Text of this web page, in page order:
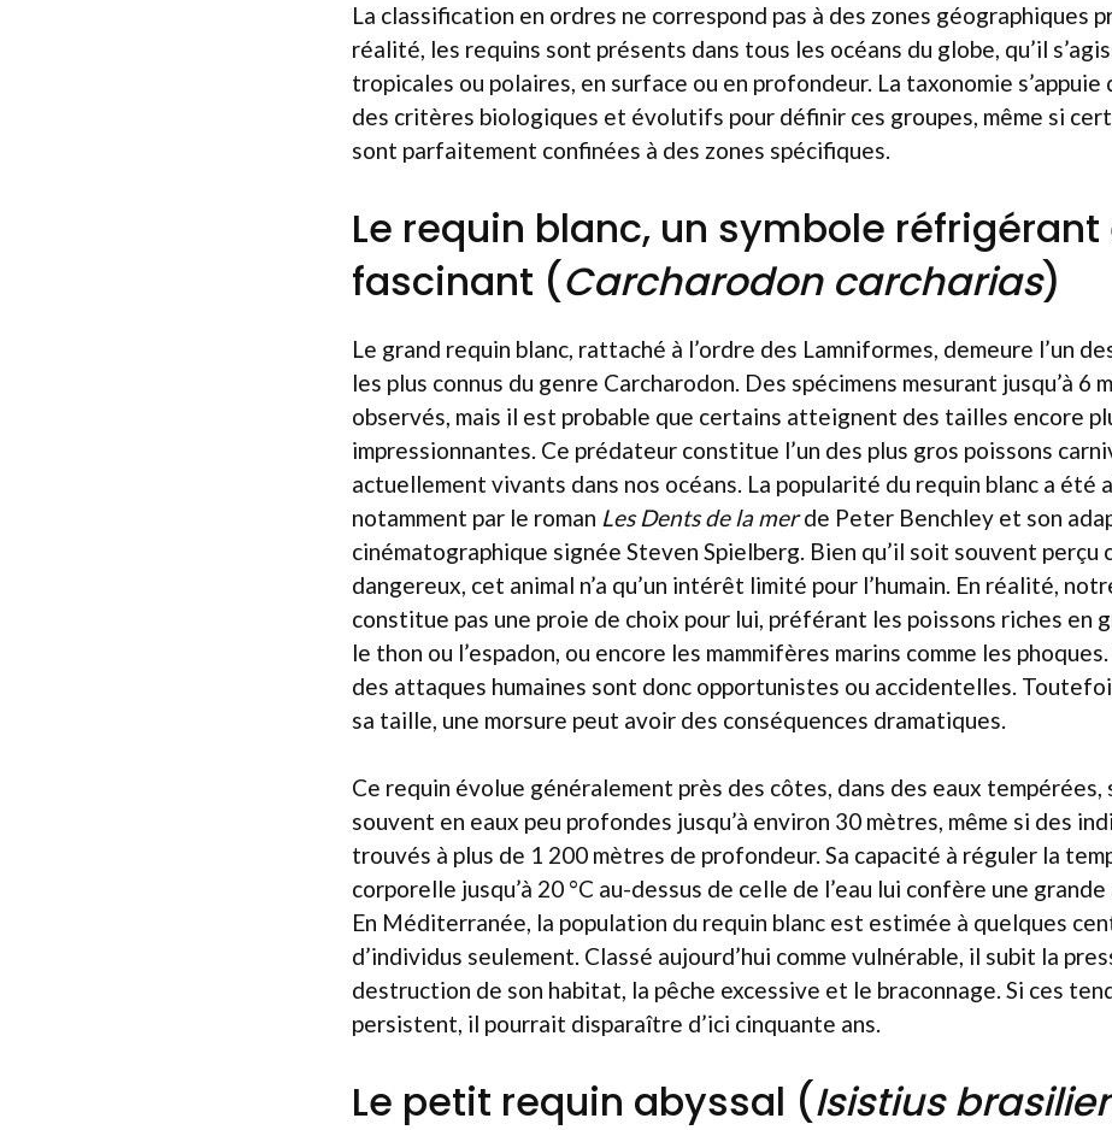
La classification en ordres ne correspond pas à des zones géographiques
réalité, les requins sont présents dans tous les océans du globe, qu’il
tropicales ou polaires, en surface ou en profondeur. La taxonomie s’appuie
des critères biologiques et évolutifs pour définir ces groupes, même si
sont parfaitement confinées à des zones spécifiques.
Le requin blanc, un symbole réfrigérant
fascinant (Carcharodon carcharias)
Le grand requin blanc, rattaché à l’ordre des Lamniformes, demeure l’un
les plus connus du genre Carcharodon. Des spécimens mesurant jusqu’à 6
observés, mais il est probable que certains atteignent des tailles encore
impressionnantes. Ce prédateur constitue l’un des plus gros poissons
actuellement vivants dans nos océans. La popularité du requin blanc a été
notamment par le roman Les Dents de la merde Peter Benchley et son
cinématographique signée Steven Spielberg. Bien qu’il soit souvent perçu
dangereux, cet animal n’a qu’un intérêt limité pour l’humain. En réalité,
constitue pas une proie de choix pour lui, préférant les poissons riches en
le thon ou l’espadon, ou encore les mammifères marins comme les
des attaques humaines sont donc opportunistes ou accidentelles.
sa taille, une morsure peut avoir des conséquences dramatiques.
Ce requin évolue généralement près des côtes, dans des eaux tempérées,
souvent en eaux peu profondes jusqu’à environ 30 mètres, même si des
trouvés à plus de 1 200 mètres de profondeur. Sa capacité à réguler la
corporelle jusqu’à 20 °C au-dessus de celle de l’eau lui confère une
En Méditerranée, la population du requin blanc est estimée à quelques
d’individus seulement. Classé aujourd’hui comme vulnérable, il subit la
destruction de son habitat, la pêche excessive et le braconnage. Si ces
persistent, il pourrait disparaître d’ici cinquante ans.
Le petit requin abyssal (Isistius